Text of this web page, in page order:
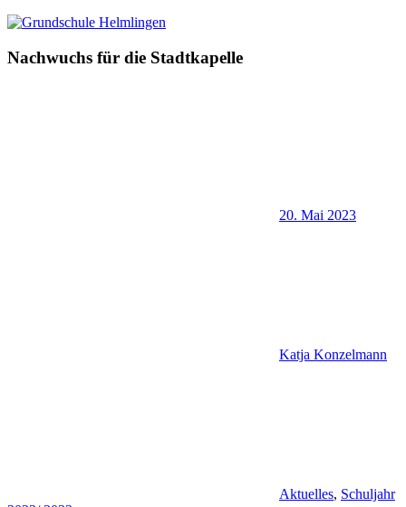
Nachwuchs für die Stadtkapelle
20. Mai 2023
Katja Konzelmann
Aktuelles, Schuljahr